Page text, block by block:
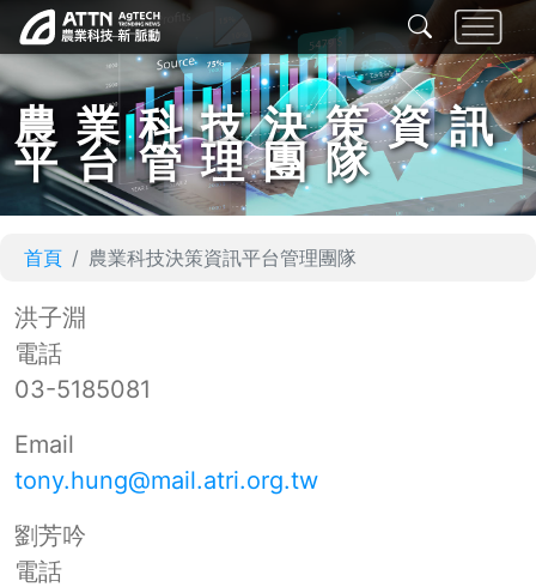
農業科技決策資訊
平台管理團隊
首頁 農業科技決策資訊平台管理團隊
洪子淵
電話
03-5185081
Email
tony.hung@mail.atri.org.tw
劉芳吟
電話